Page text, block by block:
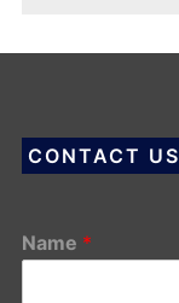
CONTACT US
Name *